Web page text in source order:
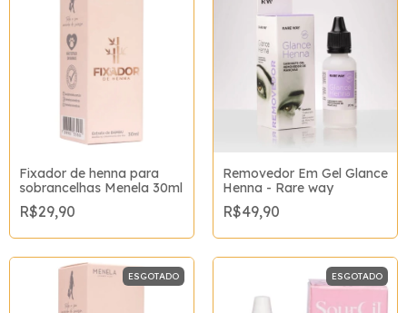
Fixador de henna para
sobrancelhas Menela 30ml
R$29,90
Removedor Em Gel Glance
Henna - Rare way
R$49,90
ESGOTADO ESGOTADO